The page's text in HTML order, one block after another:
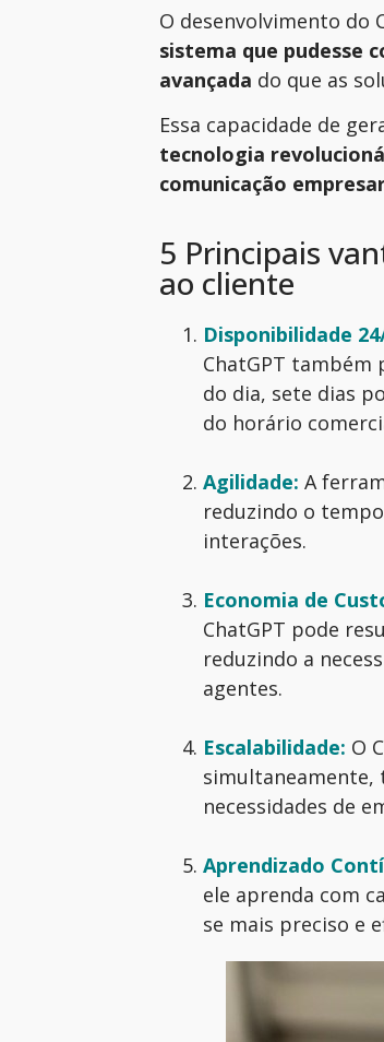
O desenvolvimento do
sistema que pudesse
avançada do que as
Essa capacidade de
tecnologia
comunicação
5 Principais
ao cliente
Disponibilidade
ChatGPT também
do dia, sete dias
do horário
Agilidade: A
reduzindo o
interações.
Economia de
ChatGPT pode
reduzindo a
agentes.
Escalabilidade: O
simultaneamente,
necessidades de
Aprendizado
ele aprenda com
se mais preciso e